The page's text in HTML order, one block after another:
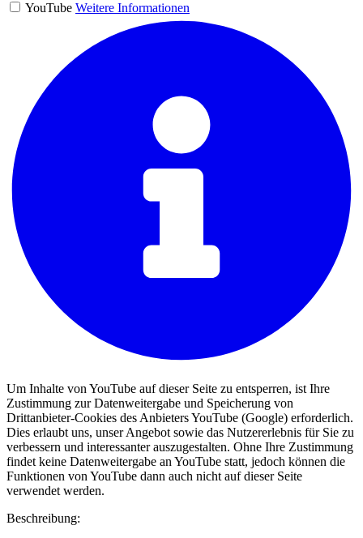
YouTube Weitere Informationen
Um Inhalte von YouTube auf dieser Seite zu entsperren, ist Ihre
Zustimmung zur Datenweitergabe und Speicherung von
Drittanbieter-Cookies des Anbieters YouTube (Google) erforderlich.
Dies erlaubt uns, unser Angebot sowie das Nutzererlebnis für Sie zu
verbessern und interessanter auszugestalten. Ohne Ihre Zustimmung
findet keine Datenweitergabe an YouTube statt, jedoch können die
Funktionen von YouTube dann auch nicht auf dieser Seite
verwendet werden.
Beschreibung: